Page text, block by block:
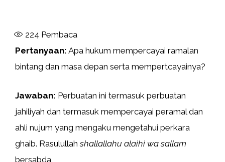
224 Pembaca
Pertanyaan: Apa hukum mempercayai ramalan
bintang dan masa depan serta mempertcayainya?
Jawaban: Perbuatan ini termasuk perbuatan
jahiliyah dan termasuk mempercayai peramal dan
ahli nujum yang mengaku mengetahui perkara
ghaib. Rasulullahshallallahu alaihi wa sallam
bersabda,